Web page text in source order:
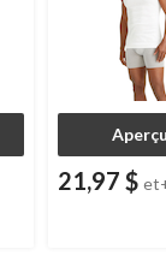
21,97 $